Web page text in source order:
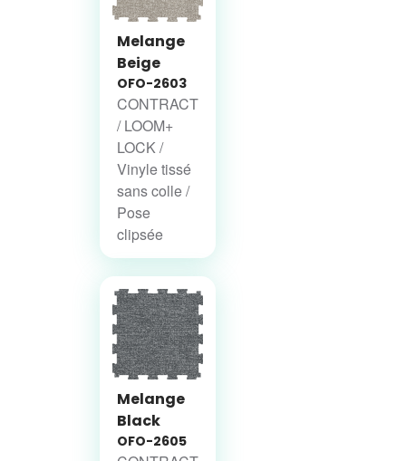
Melange
Beige
OFO-2603
CONTRACT
/ LOOM+
LOCK /
Vinyle tissé
sans colle /
Pose
clipsée
Melange
Black
OFO-2605